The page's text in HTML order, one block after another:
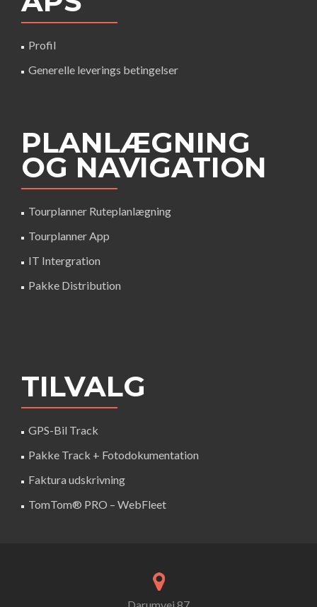
Profil
Generelle leverings betingelser
PLANLÆGNING
OG NAVIGATION
Tourplanner Ruteplanlægning
Tourplanner App
IT Intergration
Pakke Distribution
TILVALG
GPS-Bil Track
Pakke Track + Fotodokumentation
Faktura udskrivning
TomTom® PRO – WebFleet